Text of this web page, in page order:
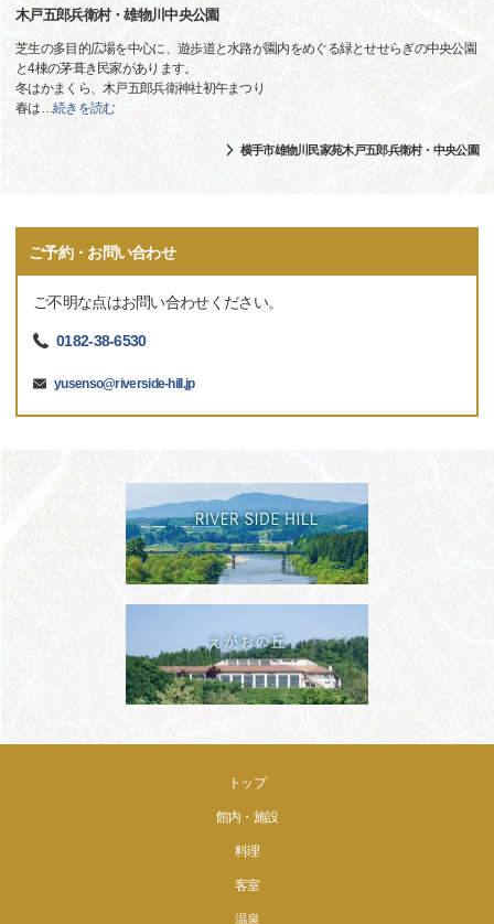
木戸五郎兵衛村・雄物川中央公園
芝生の多目的広場を中心に、遊歩道と水路が園内をめぐる緑とせせらぎの中央公園
と4棟の茅葺き民家があります。
冬はかまくら、木戸五郎兵衛神社初午まつり
春は…続きを読む
横手市雄物川民家苑木戸五郎兵衛村・中央公園
ご予約・お問い合わせ
ご不明な点はお問い合わせください。
0182-38-6530
yusenso@riverside-hill.jp
トップ
館内・施設
料理
客室
温泉